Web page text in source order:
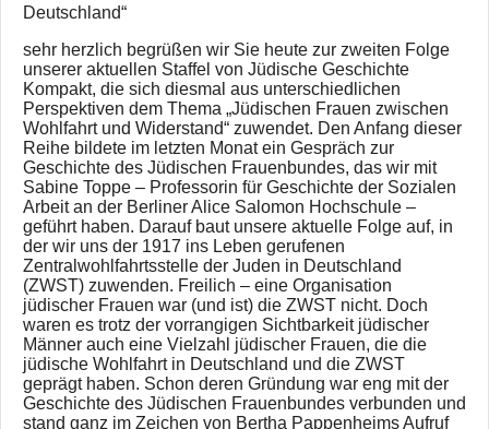
Deutschland“
sehr herzlich begrüßen wir Sie heute zur zweiten Folge
unserer aktuellen Staffel von Jüdische Geschichte
Kompakt, die sich diesmal aus unterschiedlichen
Perspektiven dem Thema „Jüdischen Frauen zwischen
Wohlfahrt und Widerstand“ zuwendet. Den Anfang dieser
Reihe bildete im letzten Monat ein Gespräch zur
Geschichte des Jüdischen Frauenbundes, das wir mit
Sabine Toppe – Professorin für Geschichte der Sozialen
Arbeit an der Berliner Alice Salomon Hochschule –
geführt haben. Darauf baut unsere aktuelle Folge auf, in
der wir uns der 1917 ins Leben gerufenen
Zentralwohlfahrtsstelle der Juden in Deutschland
(ZWST) zuwenden. Freilich – eine Organisation
jüdischer Frauen war (und ist) die ZWST nicht. Doch
waren es trotz der vorrangigen Sichtbarkeit jüdischer
Männer auch eine Vielzahl jüdischer Frauen, die die
jüdische Wohlfahrt in Deutschland und die ZWST
geprägt haben. Schon deren Gründung war eng mit der
Geschichte des Jüdischen Frauenbundes verbunden und
stand ganz im Zeichen von Bertha Pappenheims Aufruf